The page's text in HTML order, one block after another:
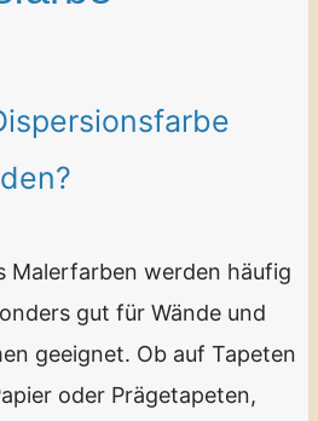
Malerfarben werden häufig
gut für Wände und
geeignet. Ob auf Tapeten
oder Prägetapeten,